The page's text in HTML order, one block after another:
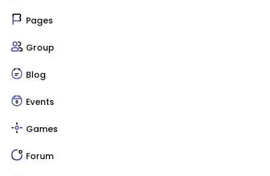
Pages
Group
Blog
Events
Games
Forum